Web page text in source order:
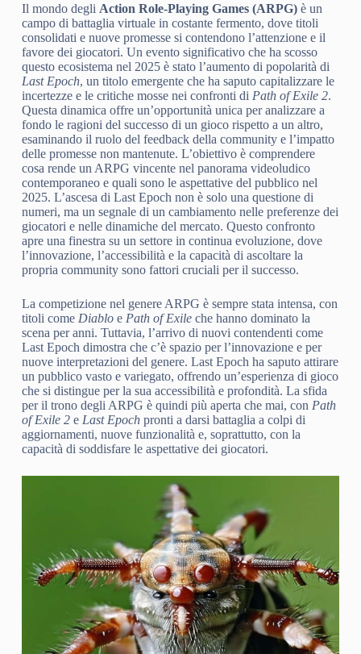
Il mondo degli Action Role-Playing Games (ARPG)è un
campo di battaglia virtuale in costante fermento, dove titoli
consolidati e nuove promesse si contendono l’attenzione e il
favore dei giocatori. Un evento significativo che ha scosso
questo ecosistema nel 2025 è stato l’aumento di popolarità di
Last Epoch, un titolo emergente che ha saputo capitalizzare le
incertezze e le critiche mosse nei confronti di Path of Exile 2.
Questa dinamica offre un’opportunità unica per analizzare a
fondo le ragioni del successo di un gioco rispetto a un altro,
esaminando il ruolo del feedback della community e l’impatto
delle promesse non mantenute. L’obiettivo è comprendere
cosa rende un ARPG vincente nel panorama videoludico
contemporaneo e quali sono le aspettative del pubblico nel
2025. L’ascesa di Last Epoch non è solo una questione di
numeri, ma un segnale di un cambiamento nelle preferenze dei
giocatori e nelle dinamiche del mercato. Questo confronto
apre una finestra su un settore in continua evoluzione, dove
l’innovazione, l’accessibilità e la capacità di ascoltare la
propria community sono fattori cruciali per il successo.
La competizione nel genere ARPG è sempre stata intensa, con
titoli come Diabloe Path of Exileche hanno dominato la
scena per anni. Tuttavia, l’arrivo di nuovi contendenti come
Last Epoch dimostra che c’è spazio per l’innovazione e per
nuove interpretazioni del genere. Last Epoch ha saputo attirare
un pubblico vasto e variegato, offrendo un’esperienza di gioco
che si distingue per la sua accessibilità e profondità. La sfida
per il trono degli ARPG è quindi più aperta che mai, con Path
of Exile 2e Last Epochpronti a darsi battaglia a colpi di
aggiornamenti, nuove funzionalità e, soprattutto, con la
capacità di soddisfare le aspettative dei giocatori.